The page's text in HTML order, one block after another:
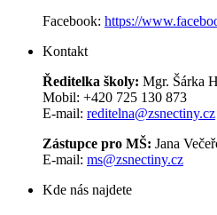
Facebook: https://
Kontakt
Ředitelka školy: Mgr. Šárka
Mobil: +420 725 130 873
E-mail: reditelna@zsnectiny.cz
Zástupce pro MŠ: Jana
E-mail: ms@zsnectiny.cz
Kde nás najdete